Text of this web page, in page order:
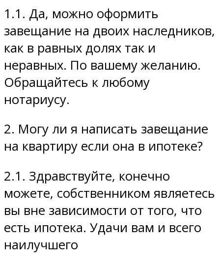
1.1. Да, можно оформить
завещание на двоих наследников,
как в равных долях так и
неравных. По вашему желанию.
Обращайтесь к любому
нотариусу.
2. Могу ли я написать завещание
на квартиру если она в ипотеке?
2.1. Здравствуйте, конечно
можете, собственником являетесь
вы вне зависимости от того, что
есть ипотека. Удачи вам и всего
наилучшего